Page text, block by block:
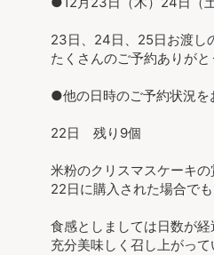
23日、24日、25日お渡し
たくさんのご予約ありがと
●他の日時のご予約状況を
22日 残り9個
米粉のクリスマスケーキの
22日に購入された場合で
食感としましては日数が
充分美味しく召し上がって